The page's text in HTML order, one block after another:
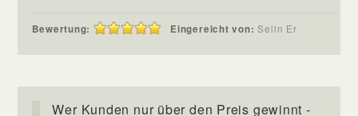
Bewertung: Eingereicht von:Selin Er
Wer Kunden nur über den Preis gewinnt -